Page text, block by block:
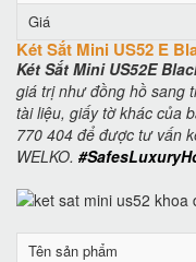
Giá
Két Sắt Mini US52 E
Két Sắt Mini US52E
giá trị như đồng hồ sang
tài liệu, giấy tờ khác của
770 404 để được tư vấn
WELKO.
Tên sản phẩm